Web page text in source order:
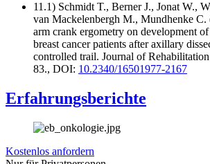
11.1) Schmidt T., Berner J., Jonat W.,
van Mackelenbergh M., Mundhenke
arm crank ergometry on development
breast cancer patients after axillary
controlled trail. Journal of
83., DOI: 10.2340/16501977-2167
Erfahrungsberichte
Kostenlos anfordern